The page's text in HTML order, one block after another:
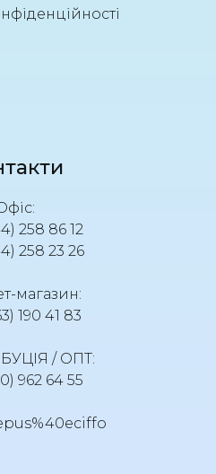
258 86 12
258 23 26
магазин:
190 41 83
/ ОПТ:
962 64 55